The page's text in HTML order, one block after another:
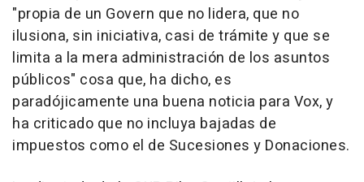
"propia de un Govern que no lidera, que no
ilusiona, sin iniciativa, casi de trámite y que se
limita a la mera administración de los asuntos
públicos" cosa que, ha dicho, es
paradójicamente una buena noticia para Vox, y
ha criticado que no incluya bajadas de
impuestos como el de Sucesiones y Donaciones.